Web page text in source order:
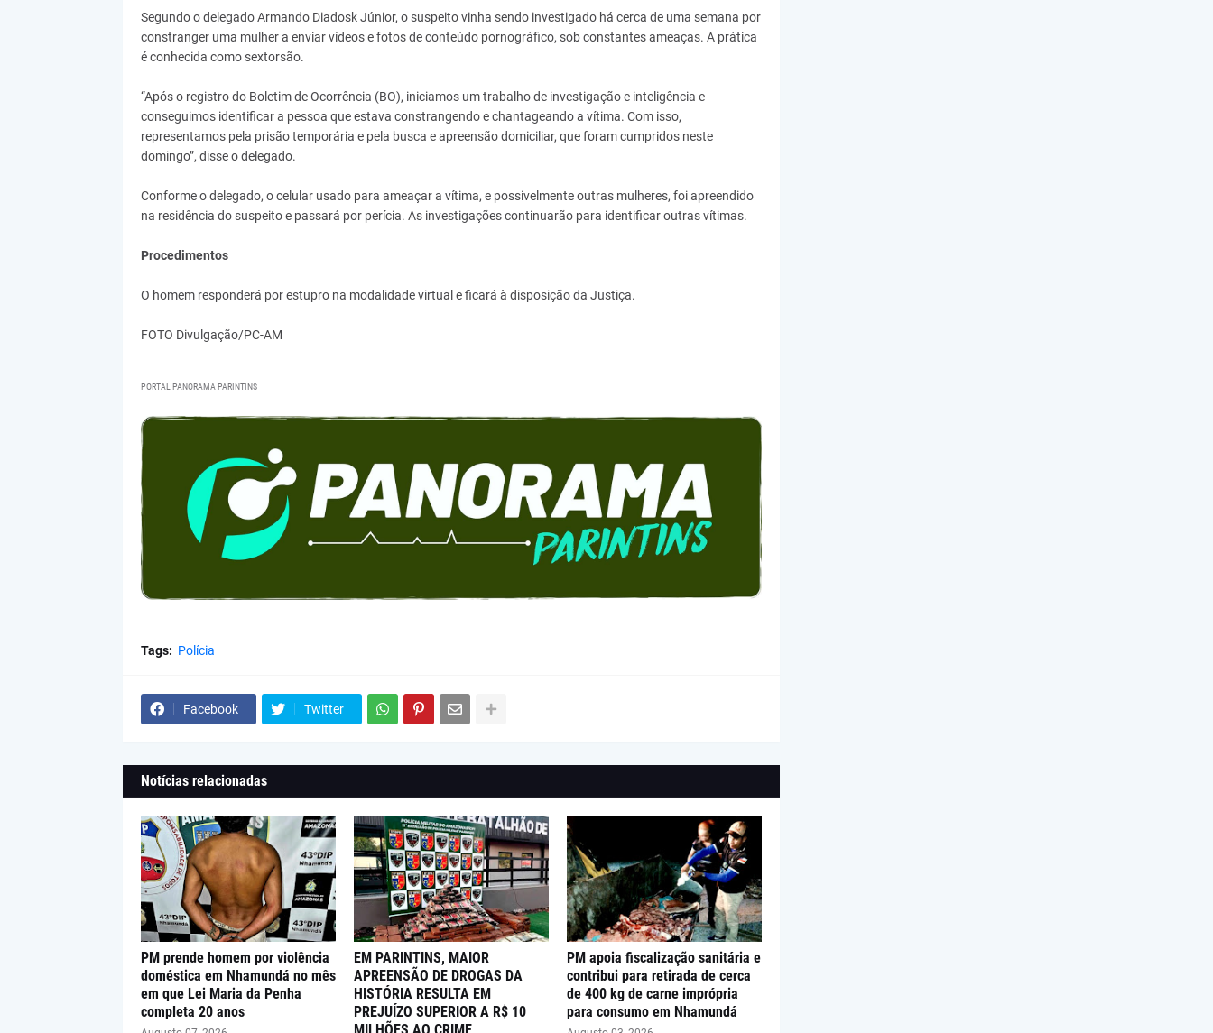
Segundo o delegado Armando Diadosk Júnior, o suspeito vinha sendo investigado há cerca de uma semana por
constranger uma mulher a enviar vídeos e fotos de conteúdo pornográfico, sob constantes ameaças. A prática
é conhecida como sextorsão.
“Após o registro do Boletim de Ocorrência (BO), iniciamos um trabalho de investigação e inteligência e
conseguimos identificar a pessoa que estava constrangendo e chantageando a vítima. Com isso,
representamos pela prisão temporária e pela busca e apreensão domiciliar, que foram cumpridos neste
domingo”, disse o delegado.
Conforme o delegado, o celular usado para ameaçar a vítima, e possivelmente outras mulheres, foi apreendido
na residência do suspeito e passará por perícia. As investigações continuarão para identificar outras vítimas.
Procedimentos
O homem responderá por estupro na modalidade virtual e ficará à disposição da Justiça.
FOTO Divulgação/PC-AM
PORTAL PANORAMA PARINTINS
Tags: Polícia
Facebook Twitter
Notícias relacionadas
PM prende homem por violência
doméstica em Nhamundá no mês
em que Lei Maria da Penha
completa 20 anos
EM PARINTINS, MAIOR
APREENSÃO DE DROGAS DA
HISTÓRIA RESULTA EM
PREJUÍZO SUPERIOR A R$ 10
PM apoia fiscalização sanitária e
contribui para retirada de cerca
de 400 kg de carne imprópria
para consumo em Nhamundá